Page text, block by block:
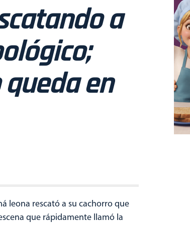
a
en
leona rescató a su cachorro que
que rápidamente llamó la